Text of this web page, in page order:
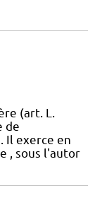
(art. L.
de
Il exerce en
, sous l'autor